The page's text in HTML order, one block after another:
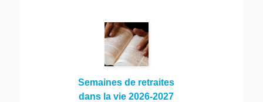
Semaines de retraites
dans la vie 2026-2027